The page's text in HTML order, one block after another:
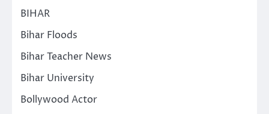
BIHAR
Bihar Floods
Bihar Teacher News
Bihar University
Bollywood Actor